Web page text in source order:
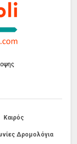
Καιρός
Δρομολόγια